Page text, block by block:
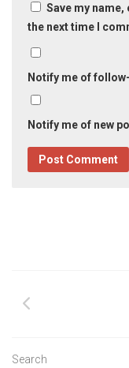
Save my
the next time I
Notify me of
Notify me of new
Search